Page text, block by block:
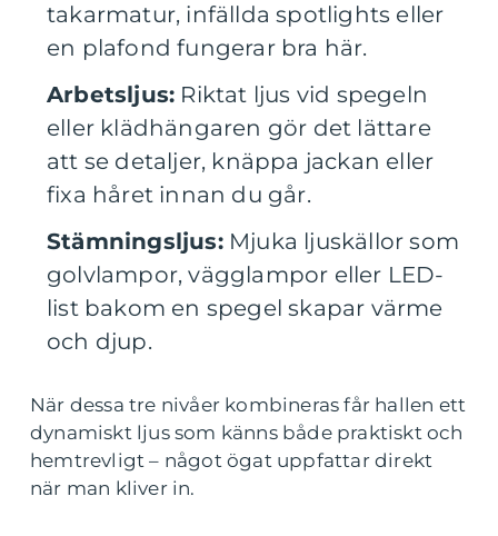
takarmatur, infällda spotlights eller
en plafond fungerar bra här.
Arbetsljus: Riktat ljus vid spegeln
eller klädhängaren gör det lättare
att se detaljer, knäppa jackan eller
fixa håret innan du går.
Stämningsljus:Mjuka ljuskällor som
golvlampor, vägglampor eller LED-
list bakom en spegel skapar värme
och djup.
När dessa tre nivåer kombineras får hallen ett
dynamiskt ljus som känns både praktiskt och
hemtrevligt – något ögat uppfattar direkt
när man kliver in.